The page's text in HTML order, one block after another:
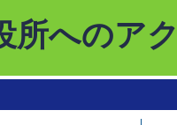
所へのア